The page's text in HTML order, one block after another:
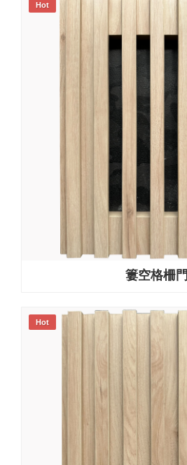
Hot
簍空格柵門
Hot